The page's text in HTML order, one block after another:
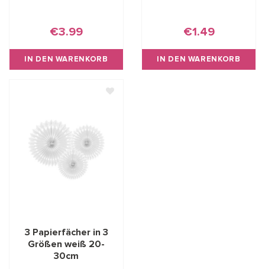
€3.99
IN DEN WARENKORB
€1.49
IN DEN WARENKORB
3 Papierfächer in 3
Größen weiß 20-
30cm